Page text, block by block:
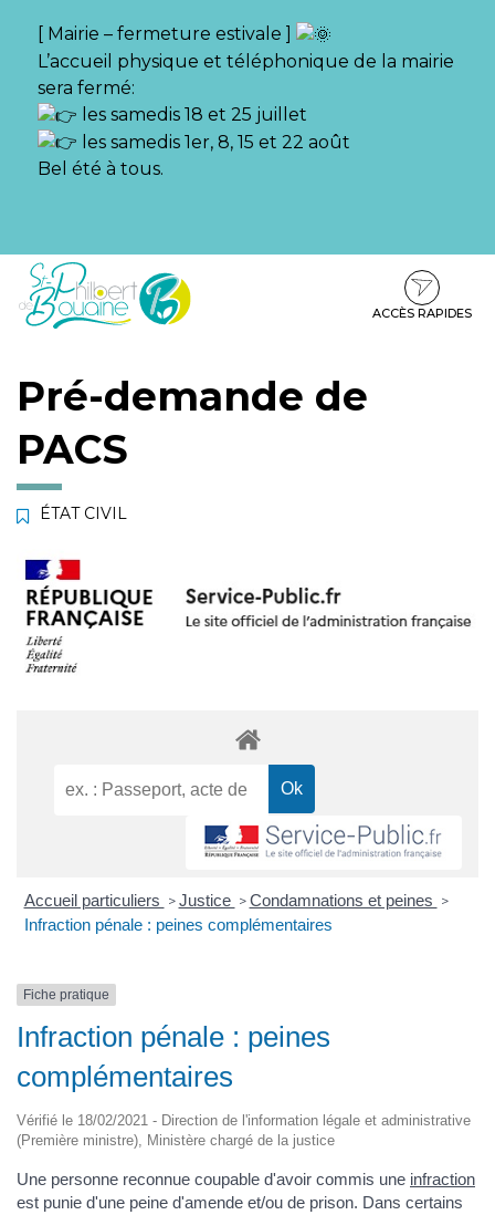
[ Mairie – fermeture estivale ]
L’accueil physique et téléphonique de la mairie
sera fermé:
les samedis 18 et 25 juillet
les samedis 1er, 8, 15 et 22 août
Bel été à tous.
Aller
Aller
contenu
Aller
pied
ACCÈS RAPIDES
Pré-demande de
PACS
ÉTAT CIVIL
Accueil particuliers > Justice > Condamnations et peines >
Infraction pénale : peines complémentaires
Fiche pratique
Infraction pénale : peines
complémentaires
Vérifié le 18/02/2021 - Direction de l'information légale et administrative
(Première ministre), Ministère chargé de la justice
Une personne reconnue coupable d'avoir commis une infraction
est punie d'une peine d'amende et/ou de prison. Dans certains